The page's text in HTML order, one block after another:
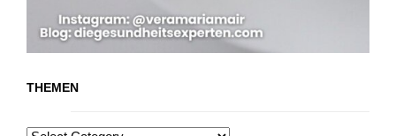
THEMEN